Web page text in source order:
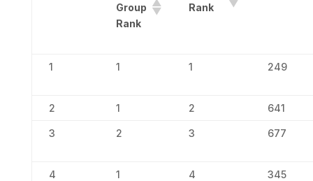
Group
Rank
Rank
1 1 1 249
2 1 2 641
3 2 3 677
4 1 4 345